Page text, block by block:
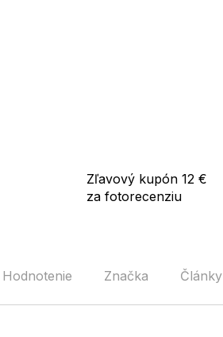
Zľavový kupón 12 €
za fotorecenziu
Hodnotenie Značka Články